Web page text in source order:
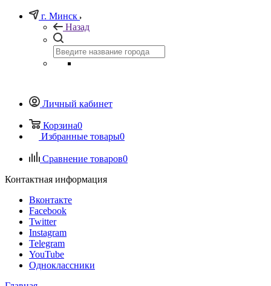
г. Минск
Назад
Личный кабинет
Корзина0
Избранные товары0
Сравнение товаров0
Контактная информация
Вконтакте
Facebook
Twitter
Instagram
Telegram
YouTube
Одноклассники